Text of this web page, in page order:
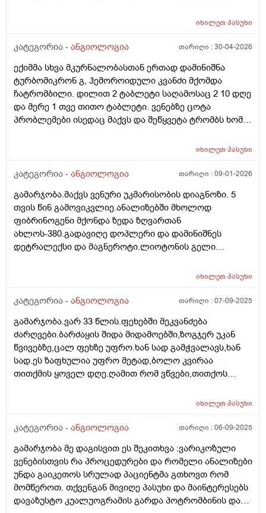
მქონია ასე გამოკვეთილად,თუმც ზაფხულობით
გადავიტვირთე,მუხლებზეც მაქვს მსუბუქი ტკივილი.
აქამდე გამოჩნდებოდაო.... რიგორ მოვიქცე,რომელს
დავაბრალო არ ვიცი,მირჩიეთ ვის მივმართო რა ვქნა
იხილეთპასუხი
კატეგორია - ანგიოლოგია თარიღი :30-04-2026
ექიმმა სხვა მკურნალობასთან ერთად დამინიშნა
ტურბომიკრონ გ, ჰემოროიდული კვანძი მქომდა
ჩატრომბილი. დილით 2 ტაბლეტი საღამოსაც 2 10 დღე
და მერე 1 თვე თითო ტაბლეტი. ვენებზე ცოტა
პრობლემები ისედაც მაქვს და შეწყვეტა ტრომბს ხომ
შეწყვეტაზე მაბობენ ესეც მსგავსად ხომ არაა?
იხილეთპასუხი
კატეგორია - ანგიოლოგია თარიღი :09-01-2026
გამარჯობა.მაქვს ვენური უკმარისობის დიაგნოზი. 5
თვის წინ გამოვიკვლიე.ანალიზებში მხოლოდ
ფიბრინოგენი მქონდა ზედა ზღვართან
ახლოს-380.გადავიღე დოპლერი და დამინიშნეს
დეტრალექსი და მაგნეროტი.ლიოტონის გელი
მაქვს.დამეწყო ფეხებში ძარღვის ფეთქვისმაგვარი
პულსაცია,რომელიც მალევე გადის,თუმცა დღის
გამოძრავდა.ცალ ფეხში მეტად. საჭიროა
განმეორებითი კვლევები?როგორ მოვიქცე,რისი
ნიშანი შეიძლება იყოს?ავიკვიატე რომ ეს თრომბის
ნიშანია.
იხილეთპასუხი
კატეგორია - ანგიოლოგია თარიღი :07-09-2025
გამარჯობა.ვარ 33 წლის.ფეხებში მეკვანძება
ძარღვები.ბარძაყის შიდა მიდამოებში,ზოგჯერ უკან
წვივებზე,ცალ ფეხზე უფრო.ხან სად გამჭვალავს,ხან
სად.ეს ზაფხულია უფრო მეტად,ბოლო კვირაა
თითქმის ყოველ დღე.ღამით რომ ვწვები,თითქოს
ჩამეჭიმება,მგონია ვკვდები.ავიკვიატე რომ ტრომბის
ანგიოლოგმა და მხოლოდ დეტრალექსი დამინიშნა.და
გადავიღე ფეხებზე და არაფერიაო.კოაგულოგრამა
გავიკონტროლე ნორმაშია.რა გავაკეთო რომ გავიგო
თრომბის რისკია თუ არა?შესაძლოა ეს მართლა
თრომბის ნიშანი იყოს თუ ჩემი აკვიატებაა? ან რა
კვლევები ჩავიტარო კიდევ?მადლობა.
იხილეთპასუხი
კატეგორია - ანგიოლოგია თარიღი :06-09-2025
გამარჯობა მე დაგისვით ეს შეკითხვა :ვარიკოზული
ვენებისთვის რა პროცედურები და რომელი ანალიზები
უნდა გაიკეთოს სრულად პაციენტმა გთხოვთ რომ
მომწეროთ. თქვენგან მივიღე პასუხი და მაინტერესებს
დავაზუსტო კუალუოგრამის გარდა პოტრომბინის და